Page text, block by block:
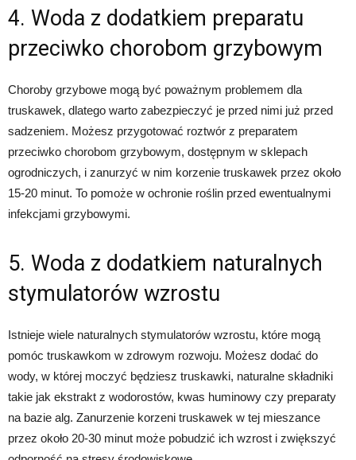
4. Woda z dodatkiem preparatu
przeciwko chorobom grzybowym
Choroby grzybowe mogą być poważnym problemem dla
truskawek, dlatego warto zabezpieczyć je przed nimi już przed
sadzeniem. Możesz przygotować roztwór z preparatem
przeciwko chorobom grzybowym, dostępnym w sklepach
ogrodniczych, i zanurzyć w nim korzenie truskawek przez około
15-20 minut. To pomoże w ochronie roślin przed ewentualnymi
infekcjami grzybowymi.
5. Woda z dodatkiem naturalnych
stymulatorów wzrostu
Istnieje wiele naturalnych stymulatorów wzrostu, które mogą
pomóc truskawkom w zdrowym rozwoju. Możesz dodać do
wody, w której moczyć będziesz truskawki, naturalne składniki
takie jak ekstrakt z wodorostów, kwas huminowy czy preparaty
na bazie alg. Zanurzenie korzeni truskawek w tej mieszance
przez około 20-30 minut może pobudzić ich wzrost i zwiększyć